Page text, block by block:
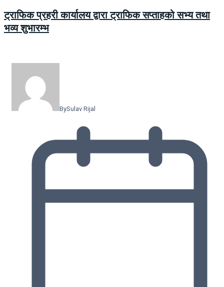
ट्राफिक प्रहरी कार्यालय द्वारा ट्राफिक सप्ताहको सभ्य तथा
भव्य शुभारम्भ
BySulav Rijal